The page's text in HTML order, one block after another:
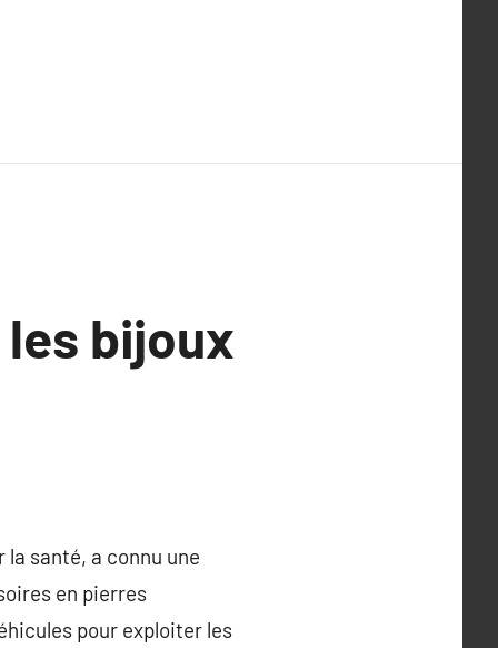
bijoux
santé, a connu une
en pierres
pour exploiter les